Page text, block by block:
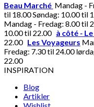
Beau Marché Mandag -
til 18.00 Søndag: 10.00 til
Mandag - Fredag: 8.00 til
10.00 til 22.00 à côté -
22.00 Les Voyageurs
Fredag: 7.30 til 24.00
22.00
INSPIRATION
Blog
Artikler